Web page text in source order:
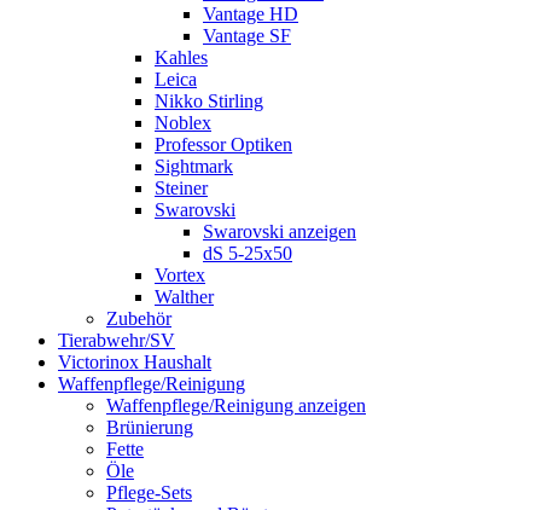
Vantage HD
Vantage SF
Kahles
Leica
Nikko Stirling
Noblex
Professor Optiken
Sightmark
Steiner
Swarovski
Swarovski anzeigen
dS 5-25x50
Vortex
Walther
Zubehör
Tierabwehr/SV
Victorinox Haushalt
Waffenpflege/Reinigung
Waffenpflege/Reinigung anzeigen
Brünierung
Fette
Öle
Pflege-Sets